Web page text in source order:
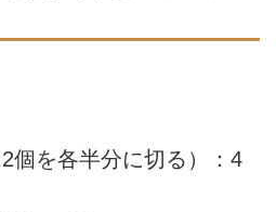
個を各半分に切る）：4